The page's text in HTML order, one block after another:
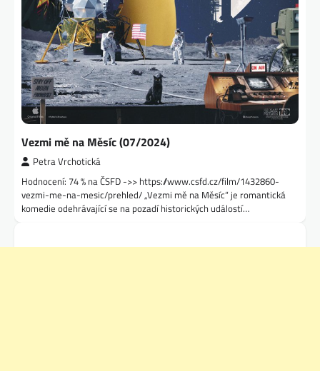
Vezmi mě na Měsíc (07/2024)
Petra Vrchotická
Hodnocení: 74 % na ČSFD ->> https://www.csfd.cz/film/1432860-
vezmi-me-na-mesic/prehled/ „Vezmi mě na Měsíc“ je romantická
komedie odehrávající se na pozadí historických událostí…